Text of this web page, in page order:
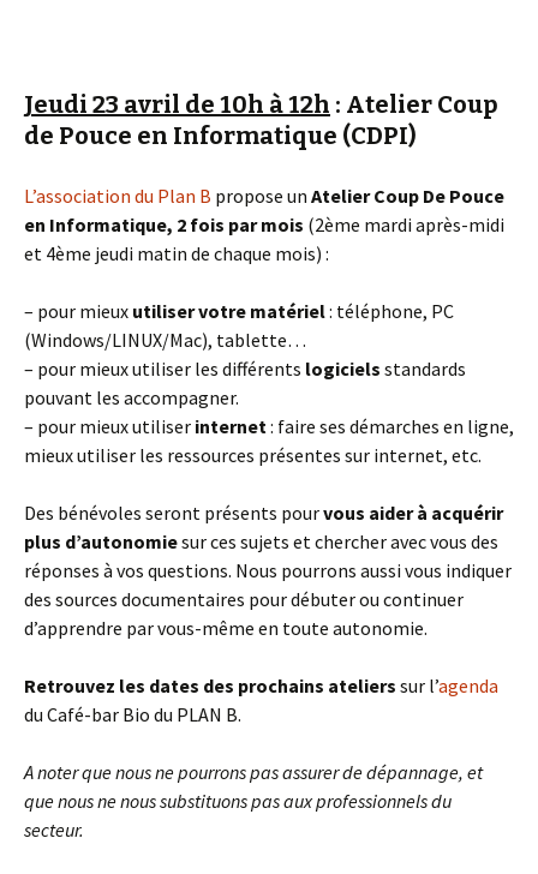
Jeudi 23 avril de 10h à 12h : Atelier Coup
de Pouce en Informatique (CDPI)
L’association du Plan B propose un Atelier Coup De Pouce
en Informatique, 2 fois par mois (2ème mardi après-midi
et 4ème jeudi matin de chaque mois) :
– pour mieux utiliser votre matériel: téléphone, PC
(Windows/LINUX/Mac), tablette…
– pour mieux utiliser les différents logiciels standards
pouvant les accompagner.
– pour mieux utiliser internet: faire ses démarches en ligne,
mieux utiliser les ressources présentes sur internet, etc.
Des bénévoles seront présents pourvous aider à acquérir
plus d’autonomiesur ces sujets et chercher avec vous des
réponses à vos questions. Nous pourrons aussi vous indiquer
des sources documentaires pour débuter ou continuer
d’apprendre par vous-même en toute autonomie.
Retrouvez les dates des prochains ateliers sur l’agenda
du Café-bar Bio du PLAN B.
A noter que nous ne pourrons pas assurer de dépannage, et
que nous ne nous substituons pas aux professionnels du
secteur.